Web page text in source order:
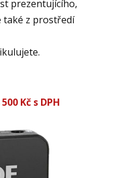
prezentujícího,
také z prostředí
500 Kč s DPH